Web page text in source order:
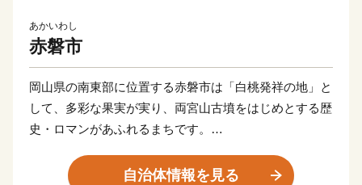
あかいわし
赤磐市
岡山県の南東部に位置する赤磐市は「白桃発祥の地」と
して、多彩な果実が実り、両宮山古墳をはじめとする歴
史・ロマンがあふれるまちです。
このすばらしい“ふるさと”を“未来”へつなぎ、すべての
自治体情報を見る